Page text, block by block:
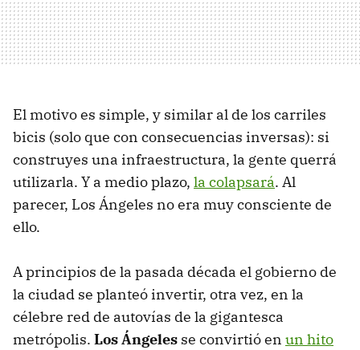
El motivo es simple, y similar al de los carriles
bicis (solo que con consecuencias inversas): si
construyes una infraestructura, la gente querrá
utilizarla. Y a medio plazo, la colapsará. Al
parecer, Los Ángeles no era muy consciente de
ello.
A principios de la pasada década el gobierno de
la ciudad se planteó invertir, otra vez, en la
célebre red de autovías de la gigantesca
metrópolis. Los Ángeles se convirtió en un hito